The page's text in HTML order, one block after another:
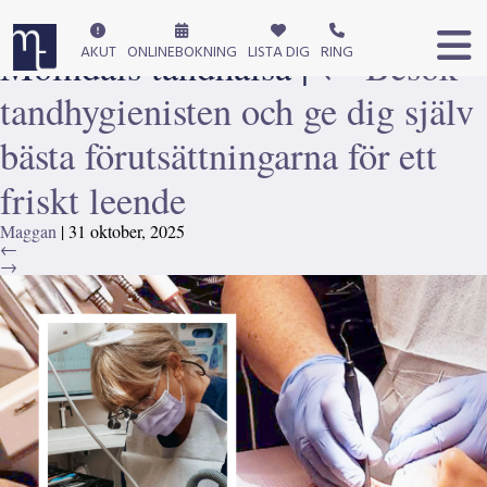
AKUT ONLINEBOKNING LISTA DIG RING
Tandhygienist behandling
Molndals tandhalsa| ← Besök
tandhygienisten och ge dig själv
bästa förutsättningarna för ett
friskt leende
Maggan |31 oktober, 2025
←
→